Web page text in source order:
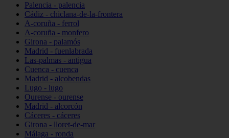
Palencia - palencia
Cádiz - chiclana-de-la-frontera
A-coruña - ferrol
A-coruña - monfero
Girona - palamós
Madrid - fuenlabrada
Las-palmas - antigua
Cuenca - cuenca
Madrid - alcobendas
Lugo - lugo
Ourense - ourense
Madrid - alcorcón
Cáceres - cáceres
Girona - lloret-de-mar
Málaga - ronda